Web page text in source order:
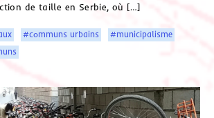
de taille en Serbie, où […]
#communs urbains
#municipalisme